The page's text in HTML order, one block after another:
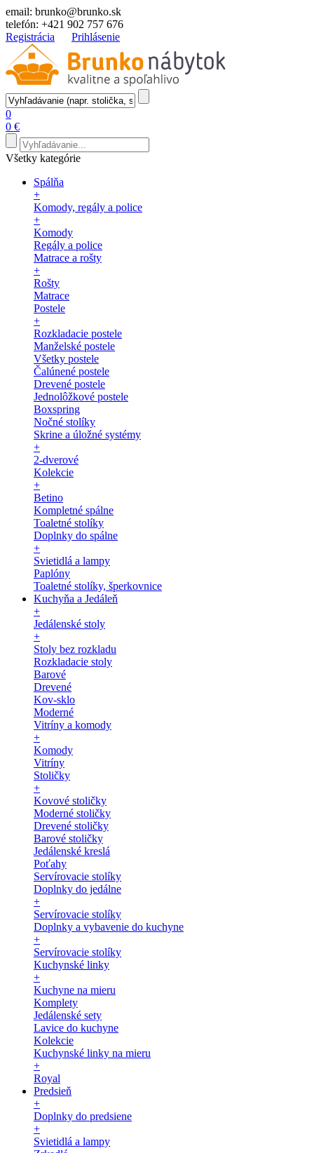
email: brunko@brunko.sk
telefón: +421 902 757 676
Registrácia
Prihlásenie
0
0 €
Všetky kategórie
Spálňa
+
Komody, regály a police
+
Komody
Regály a police
Matrace a rošty
+
Rošty
Matrace
Postele
+
Rozkladacie postele
Manželské postele
Všetky postele
Čalúnené postele
Drevené postele
Jednolôžkové postele
Boxspring
Nočné stolíky
Skrine a úložné systémy
+
2-dverové
Kolekcie
+
Betino
Kompletné spálne
Toaletné stolíky
Doplnky do spálne
+
Svietidlá a lampy
Paplóny
Toaletné stolíky, šperkovnice
Kuchyňa a Jedáleň
+
Jedálenské stoly
+
Stoly bez rozkladu
Rozkladacie stoly
Barové
Drevené
Kov-sklo
Moderné
Vitríny a komody
+
Komody
Vitríny
Stoličky
+
Kovové stoličky
Moderné stoličky
Drevené stoličky
Barové stoličky
Jedálenské kreslá
Poťahy
Servírovacie stolíky
Doplnky do jedálne
+
Servírovacie stolíky
Doplnky a vybavenie do kuchyne
+
Servírovacie stolíky
Kuchynské linky
+
Kuchyne na mieru
Komplety
Jedálenské sety
Lavice do kuchyne
Kolekcie
Kuchynské linky na mieru
+
Royal
Predsieň
+
Doplnky do predsiene
+
Svietidlá a lampy